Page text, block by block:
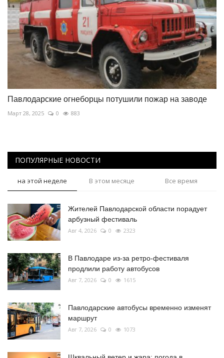
Павлодарские огнеборцы потушили пожар на заводе
Март 28, 2025 0 883
ПОПУЛЯРНЫЕ НОВОСТИ
на этой неделе В этом месяце Все время
Жителей Павлодарской области порадует
арбузный фестиваль
Авг 4, 2026 0 2323
В Павлодаре из-за ретро-фестиваля
продлили работу автобусов
Авг 7, 2026 0 1615
Павлодарские автобусы временно изменят
маршрут
Авг 7, 2026 0 1073